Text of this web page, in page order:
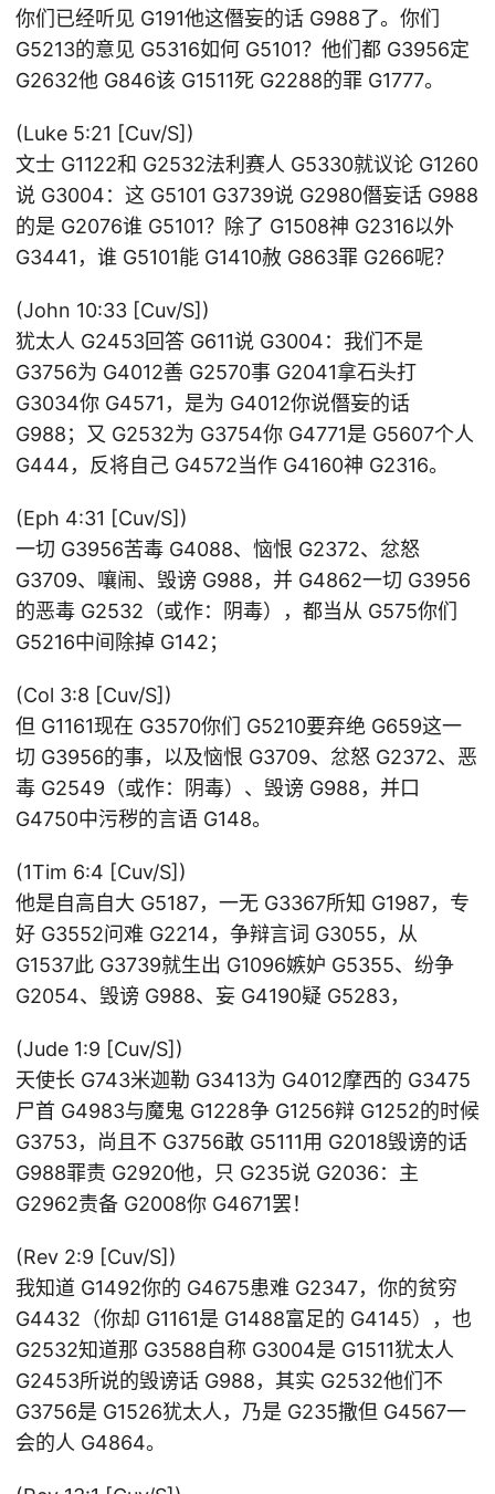
你们已经听见 G191他这僭妄的话 G988了。你们
G5213的意见 G5316如何 G5101？他们都 G3956定
G2632他 G846该 G1511死 G2288的罪 G1777。
(Luke 5:21 [Cuv/S])
文士 G1122和 G2532法利赛人 G5330就议论 G1260
说 G3004：这 G5101 G3739说 G2980僭妄话 G988
的是 G2076谁 G5101？除了 G1508神 G2316以外
G3441，谁 G5101能 G1410赦 G863罪 G266呢？
(John 10:33 [Cuv/S])
犹太人 G2453回答 G611说 G3004：我们不是
G3756为 G4012善 G2570事 G2041拿石头打
G3034你 G4571，是为 G4012你说僭妄的话
G988；又 G2532为 G3754你 G4771是 G5607个人
G444，反将自己 G4572当作 G4160神 G2316。
(Eph 4:31 [Cuv/S])
一切 G3956苦毒 G4088、恼恨 G2372、忿怒
G3709、嚷闹、毁谤 G988，并 G4862一切 G3956
的恶毒 G2532（或作：阴毒），都当从 G575你们
G5216中间除掉 G142；
(Col 3:8 [Cuv/S])
但 G1161现在 G3570你们 G5210要弃绝 G659这一
切 G3956的事，以及恼恨 G3709、忿怒 G2372、恶
毒 G2549（或作：阴毒）、毁谤 G988，并口
G4750中污秽的言语 G148。
(1Tim 6:4 [Cuv/S])
他是自高自大 G5187，一无 G3367所知 G1987，专
好 G3552问难 G2214，争辩言词 G3055，从
G1537此 G3739就生出 G1096嫉妒 G5355、纷争
G2054、毁谤 G988、妄 G4190疑 G5283，
(Jude 1:9 [Cuv/S])
天使长 G743米迦勒 G3413为 G4012摩西的 G3475
尸首 G4983与魔鬼 G1228争 G1256辩 G1252的时候
G3753，尚且不 G3756敢 G5111用 G2018毁谤的话
G988罪责 G2920他，只 G235说 G2036：主
G2962责备 G2008你 G4671罢！
(Rev 2:9 [Cuv/S])
我知道 G1492你的 G4675患难 G2347，你的贫穷
G4432（你却 G1161是 G1488富足的 G4145），也
G2532知道那 G3588自称 G3004是 G1511犹太人
G2453所说的毁谤话 G988，其实 G2532他们不
G3756是 G1526犹太人，乃是 G235撒但 G4567一
会的人 G4864。